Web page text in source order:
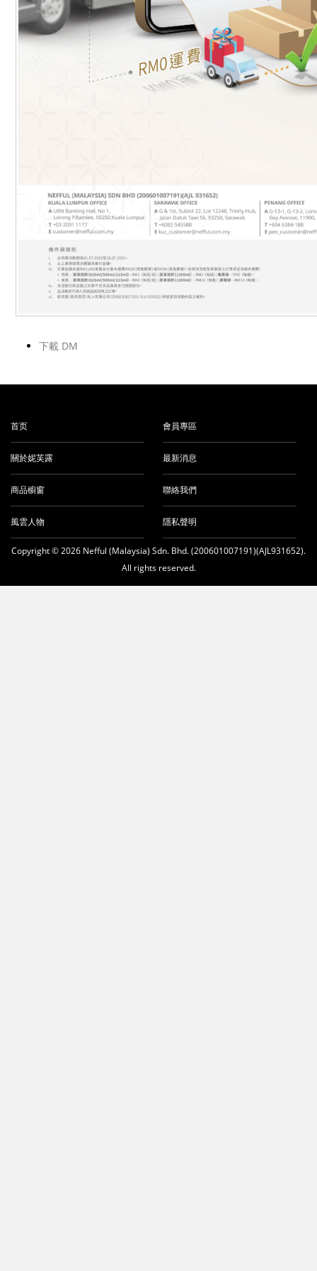
下載 DM
首页
關於妮芙露
商品櫥窗
風雲人物
會員專區
最新消息
聯絡我們
隱私聲明
Copyright © 2026 Nefful (Malaysia) Sdn. Bhd. (200601007191)(AJL931652).
All rights reserved.